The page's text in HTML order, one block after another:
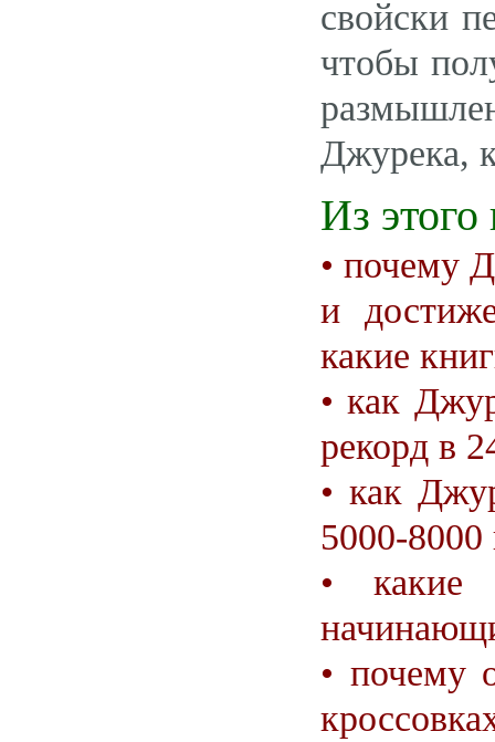
свойски
чтобы
Джурека,
Из
• почему
и
какие
• как
рекорд в
• как
5000-8000
• какие
• почему